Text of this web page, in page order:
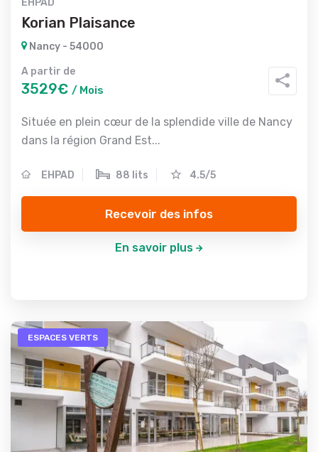
EHPAD
Korian Plaisance
Nancy - 54000
A partir de
3529€ / Mois
Située en plein cœur de la splendide ville de Nancy
dans la région Grand Est...
EHPAD 88 lits 4.5/5
Recevoir des infos
En savoir plus
ESPACES VERTS